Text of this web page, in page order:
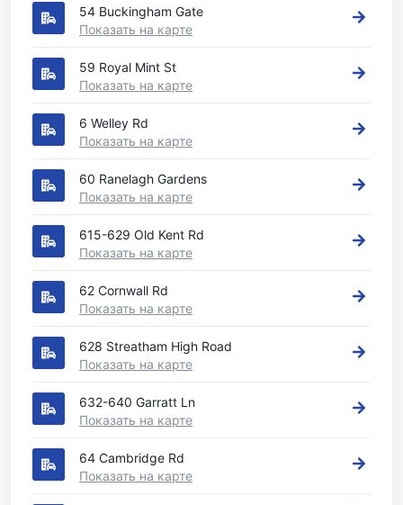
54 Buckingham Gate
Показать на карте
59 Royal Mint St
Показать на карте
6 Welley Rd
Показать на карте
60 Ranelagh Gardens
Показать на карте
615-629 Old Kent Rd
Показать на карте
62 Cornwall Rd
Показать на карте
628 Streatham High Road
Показать на карте
632-640 Garratt Ln
Показать на карте
64 Cambridge Rd
Показать на карте